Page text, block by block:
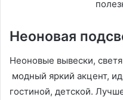
Неоновая
Неоновые вывески,
модный яркий акцент,
гостиной, детской.